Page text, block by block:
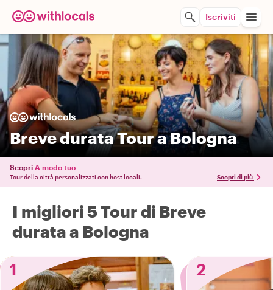
Iscriviti
Breve durata Tour a Bologna
Scopri A modo tuo
Tour della città personalizzati con host locali. Scopri di più
I migliori 5 Tour di Breve
durata a Bologna
1
2